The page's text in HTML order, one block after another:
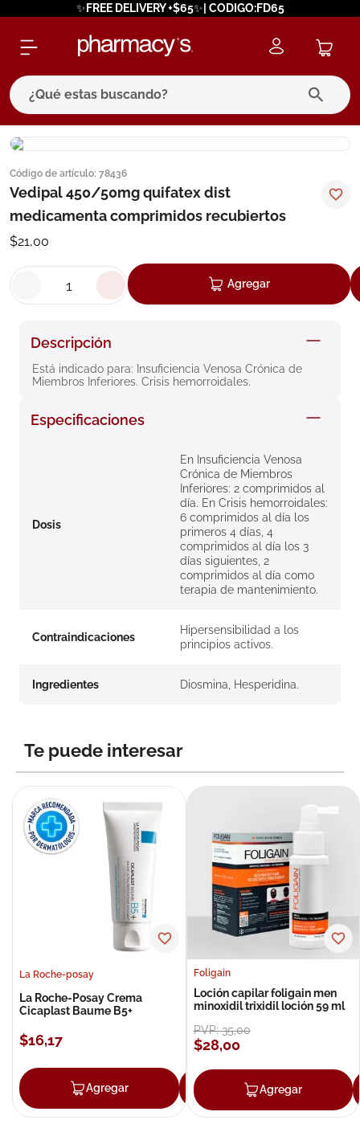
✨FREE DELIVERY +$65✨| CODIGO:FD65
¿Qué estas buscando?
Código de artículo: 78436
Vedipal 450/50mg quifatex dist
medicamenta comprimidos recubiertos
$21,00
Agregar
Descripción
Está indicado para: Insuficiencia Venosa Crónica de
Miembros Inferiores. Crisis hemorroidales.
Especificaciones
Dosis
En Insuficiencia Venosa
Crónica de Miembros
Inferiores: 2 comprimidos al
día. En Crisis hemorroidales:
6 comprimidos al día los
primeros 4 días, 4
comprimidos al día los 3
días siguientes, 2
comprimidos al día como
terapia de mantenimiento.
Contraindicaciones
Hipersensibilidad a los
principios activos.
Ingredientes Diosmina, Hesperidina.
Te puede interesar
La Roche-posay
La Roche-Posay Crema
Cicaplast Baume B5+
$16,17
Agregar Agregar
Foligain
Loción capilar foligain men
minoxidil trixidil loción 59 ml
PVP:35,00
$28,00
Agregar
términos más buscados
1. eucerin
cerave
7. degraler
8. roche posay
10.